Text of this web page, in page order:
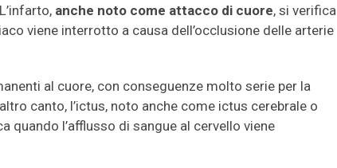
anche noto come attacco di cuore, si verifica
viene interrotto a causa dell’occlusione delle arterie
al cuore, con conseguenze molto serie per la
canto, l’ictus, noto anche come ictus cerebrale o
l’afflusso di sangue al cervello viene